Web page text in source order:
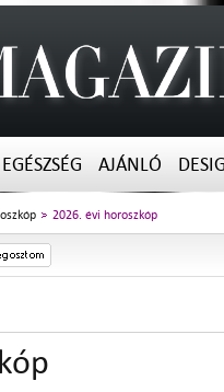
EGÉSZSÉG AJÁNLÓ
2026. évi horoszkóp